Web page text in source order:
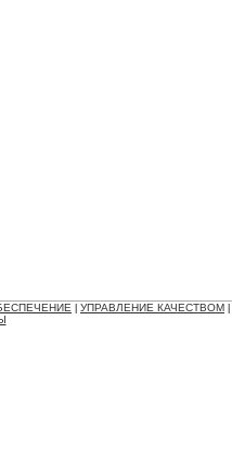
УПРАВЛЕНИЕ КАЧЕСТВОМ